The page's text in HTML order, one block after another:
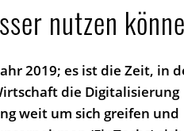
nutzen
2019; es ist die Zeit, in
die Digitalisierung
weit um sich greifen und